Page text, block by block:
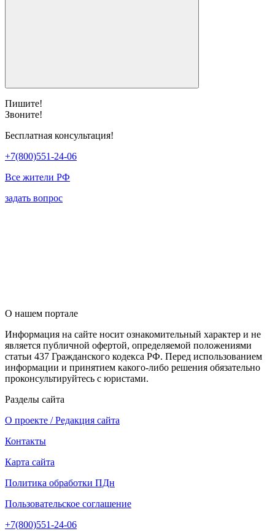
Пишите!
Звоните!
Бесплатная консультация!
+7(800)551-24-06
Все жители РФ
задать вопрос
О нашем портале
Информация на сайте носит ознакомительный характер и не
является публичной офертой, определяемой положениями
статьи 437 Гражданского кодекса РФ. Перед использованием
информации и принятием какого-либо решения обязательно
проконсультируйтесь с юристами.
Разделы сайта
О проекте / Редакция сайта
Контакты
Карта сайта
Политика обработки ПДн
Пользовательское соглашение
+7(800)551-24-06